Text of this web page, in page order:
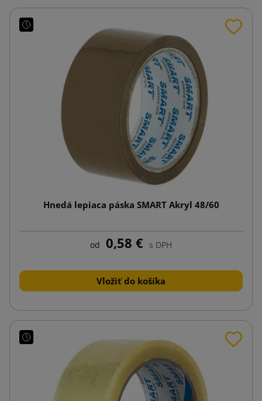
Hnedá lepiaca páska SMART Akryl 48/60
od 0,58 € s DPH
Vložiť do košíka